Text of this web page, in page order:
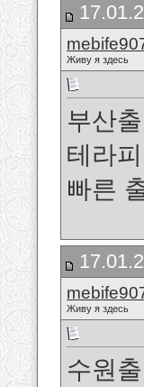
Живу я здесь
부산
테라
빠른
Живу я здесь
수원